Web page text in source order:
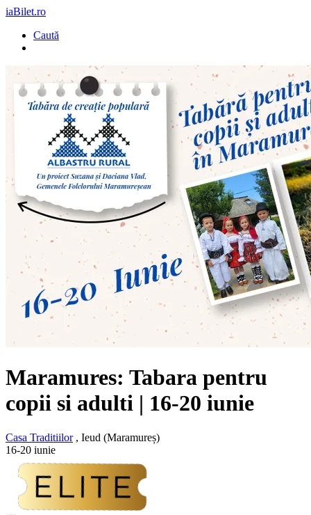
iaBilet.ro
Caută
Maramures: Tabara pentru
copii si adulti | 16-20 iunie
Casa Traditiilor, Ieud (Maramureș)
16-20 iunie